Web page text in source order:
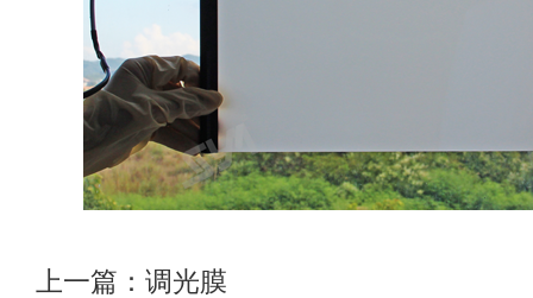
上一篇： 调光膜